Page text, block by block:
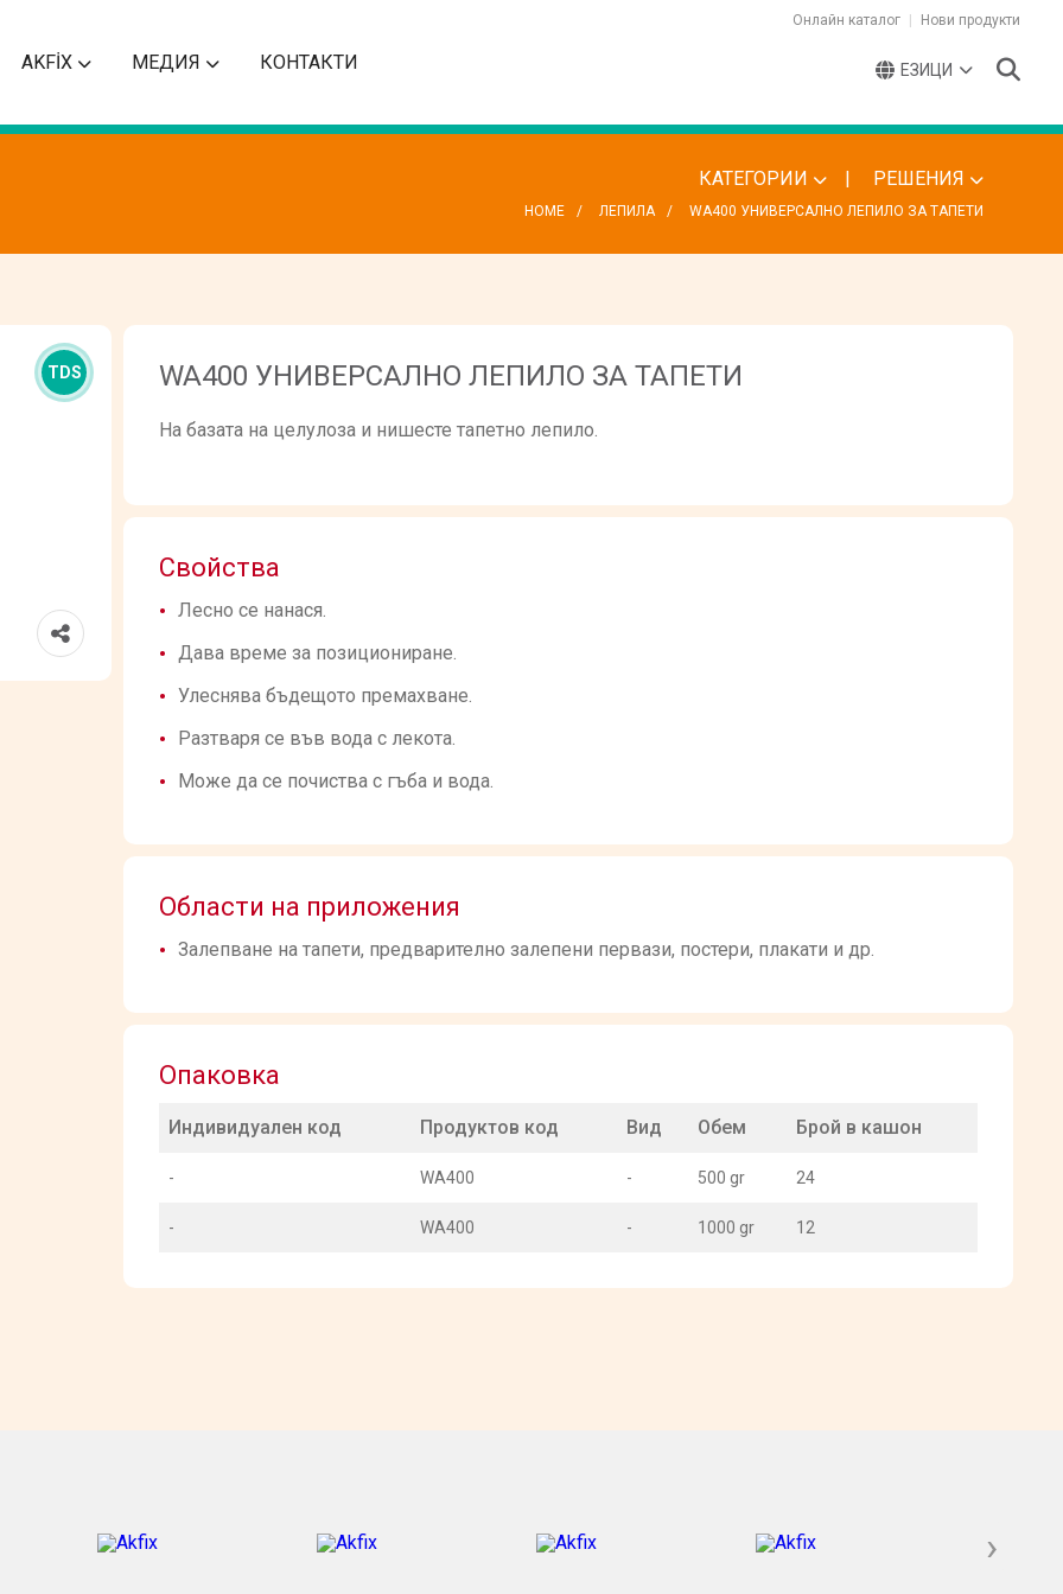
AKFİX МЕДИЯ КОНТАКТИ
Онлайн каталог Нови продукти
ЕЗИЦИ
КАТЕГОРИИ РЕШЕНИЯ
HOME ЛЕПИЛА WA400 УНИВЕРСАЛНО ЛЕПИЛО ЗА ТАПЕТИ
TDS WA400 УНИВЕРСАЛНО ЛЕПИЛО ЗА ТАПЕТИ
На базата на целулоза и нишесте тапетно лепило.
Свойства
Лесно се нанася.
Дава време за позициониране.
Улеснява бъдещото премахване.
Разтваря се във вода с лекота.
Може да се почиства с гъба и вода.
Области на приложения
Залепване на тапети, предварително залепени первази, постери, плакати и др.
Опаковка
Индивидуален код Продуктов код Вид Обем Брой в кашон
- WA400 - 500 gr 24
- WA400 - 1000 gr 12
›